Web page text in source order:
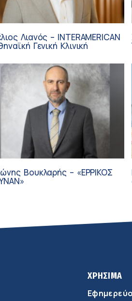
Λιανός – INTERAMERICAN
Γενική Κλινική
Βουκλαρής – «ΕΡΡΙΚΟΣ
ΧΡΗΣΙΜΑ